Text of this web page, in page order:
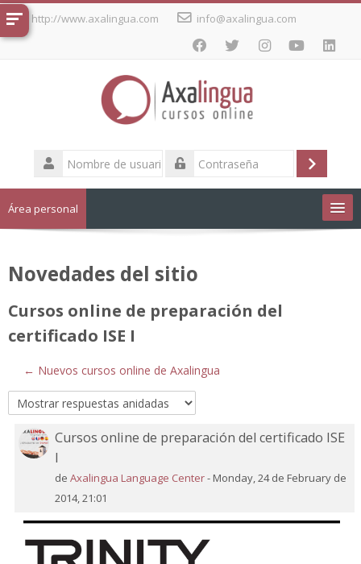
Salta
al
http://www.axalingua.com info@axalingua.com
Nombre
de
usuario
Acceder
Área personal
Novedades del sitio
Cursos online de preparación del
certificado ISE I
← Nuevos cursos online de Axalingua
Cursos online de preparación del certificado ISE
I
deAxalingua Language Center- Monday, 24 de February de
2014, 21:01
Número
de
respuestas:
0